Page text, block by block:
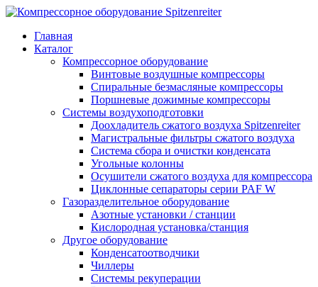
Главная
Каталог
Компрессорное оборудование
Винтовые воздушные компрессоры
Спиральные безмасляные компрессоры
Поршневые дожимные компрессоры
Системы воздухоподготовки
Доохладитель сжатого воздуха Spitzenreiter
Магистральные фильтры сжатого воздуха
Система сбора и очистки конденсата
Угольные колонны
Осушители сжатого воздуха для компрессора
Циклонные сепараторы серии PAF W
Газоразделительное оборудование
Азотные установки / станции
Кислородная установка/станция
Другое оборудование
Конденсатоотводчики
Чиллеры
Системы рекуперации